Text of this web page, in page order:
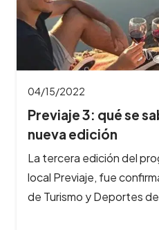
04/04/2022
Se viene el Festival
Peperina en…
En Semana Santa, llega
Festival
interior del país. Del 14 al